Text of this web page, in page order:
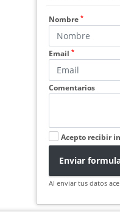
Nombre *
Email *
Comentarios
Acepto recibir
Enviar
Al enviar tus datos